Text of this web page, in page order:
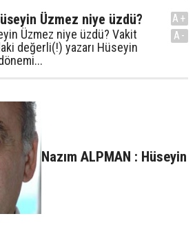
Üzmez niye üzdü?
Üzmez niye üzdü? Vakit
değerli(!) yazarı Hüseyin
A+
A-
Nazım ALPMAN : Hüseyin